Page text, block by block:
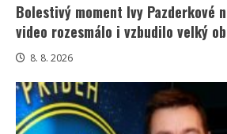
Bolestivý moment Ivy Pazderkové
video rozesmálo i vzbudilo velký
8. 8. 2026